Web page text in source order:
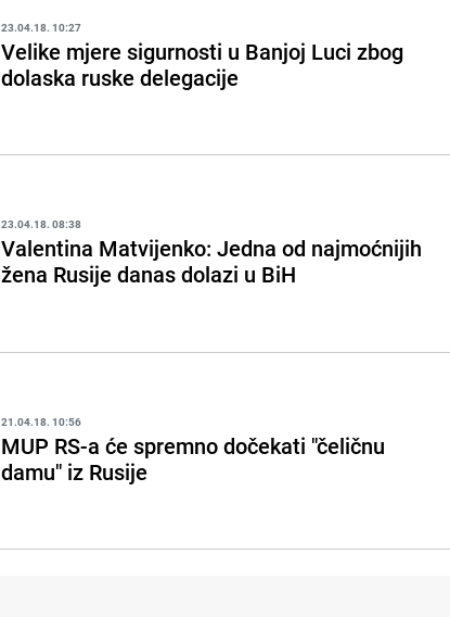
23.04.18. 10:27
Velike mjere sigurnosti u Banjoj Luci zbog
dolaska ruske delegacije
23.04.18. 08:38
Valentina Matvijenko: Jedna od najmoćnijih
žena Rusije danas dolazi u BiH
21.04.18. 10:56
MUP RS-a će spremno dočekati "čeličnu
damu" iz Rusije